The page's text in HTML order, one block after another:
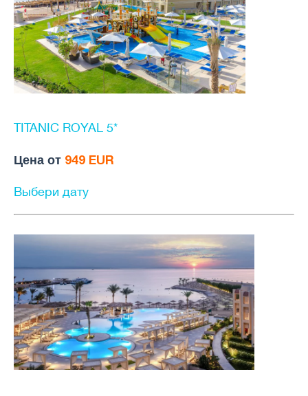
TITANIC ROYAL 5*
Цена от 949 EUR
Выбери дату